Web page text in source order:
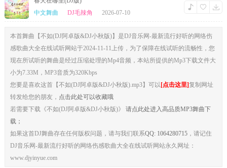
中文舞曲
DJ毛辣角 2026-07-10
本首舞曲【不如(DJ阿卓版&DJ小秋版)】是DJ音乐网-最新流行好听的网络伤
感歌曲大全在线试听网站于2024-11-11上传，为了保障在线试听的流畅性，您
现在所试听的舞曲是经过压缩处理的Mp4音频，本站所提供的Mp3下载文件大
小为7.33M，MP3音质为320Kbps
您要是喜欢这首【不如(DJ阿卓版&DJ小秋版).mp3】可以 [点击这里]复制网址
转发给您的朋友， 点击此处可以收藏哦
若需要下载《不如(DJ阿卓版&DJ小秋版)》 请点此处进入高品质MP3舞曲下
载；
如果这首DJ舞曲存在任何版权问题，请与我们联系QQ: 1064280715，请记住
DJ音乐网-最新流行好听的网络伤感歌曲大全在线试听网站永久网址：
www.djyinyue.com